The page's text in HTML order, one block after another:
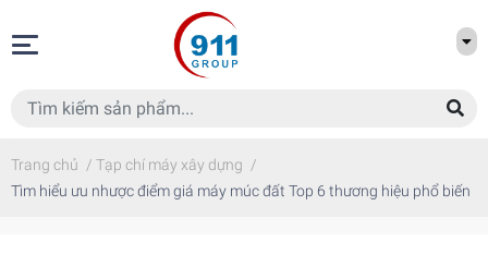
Trang chủ / Tạp chí máy xây dựng /
Tìm hiểu ưu nhược điểm giá máy múc đất Top 6 thương hiệu phổ biến